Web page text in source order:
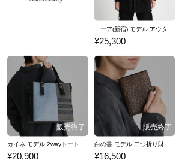
¥25,300
カイネ モデル 2wayトートバッグ NieR Replicant ver.1.22474487139...
¥20,900
白の書 モデル 二つ折り財布 NieR Replicant ver.1.22474487139...
¥16,500